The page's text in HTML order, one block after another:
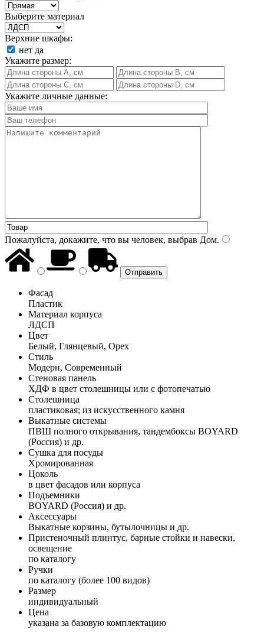
Выберите материал
Верхние шкафы:
нет да
Укажите размер:
Укажите личные данные:
Пожалуйста, докажите, что вы человек, выбрав Дом.
Фасад
Пластик
Материал корпуса
ЛДСП
Цвет
Белый, Глянцевый, Орех
Стиль
Модерн, Современный
Стеновая панель
ХДФ в цвет столешницы или с фотопечатью
Столешница
пластиковая; из искусственного камня
Выкатные системы
ПВШ полного открывания, тандембоксы BOYARD
(Россия) и др.
Сушка для посуды
Хромированная
Цоколь
в цвет фасадов или корпуса
Подъемники
BOYARD (Россия) и др.
Аксессуары
Выкатные корзины, бутылочницы и др.
Пристеночный плинтус, барные стойки и навески,
освещение
по каталогу
Ручки
по каталогу (более 100 видов)
Размер
индивидуальный
Цена
указана за базовую комплектацию